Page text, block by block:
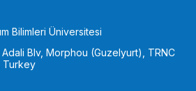
Bilimleri Üniversitesi
Blv, Morphou (Guzelyurt), TRNC
Turkey